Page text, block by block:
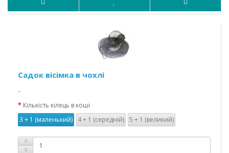
Садок вісімка в чохлі
..
Кількість кілець в коші
3 + 1 (маленький)
4 + 1 (середній) 5 + 1 (великий)